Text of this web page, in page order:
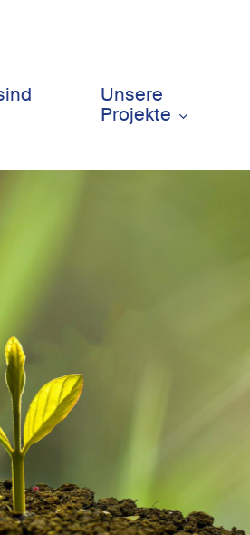
Unsere
Projekte